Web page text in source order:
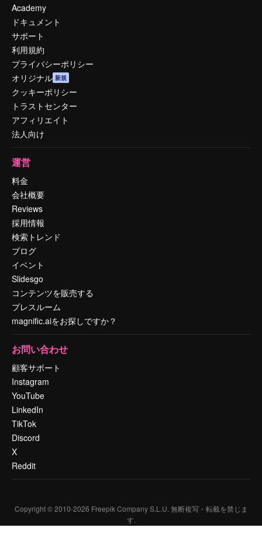
Academy
ドキュメント
サポート
利用規約
プライバシーポリシー
オリジナル 新規
クッキーポリシー
トラストセンター
アフィリエイト
法人向け
運営
料金
会社概要
Reviews
採用情報
検索トレンド
ブログ
イベント
Slidesgo
コンテンツを販売する
プレスルーム
magnific.aiをお探しですか？
お問い合わせ
顧客サポート
Instagram
YouTube
LinkedIn
TikTok
Discord
X
Reddit
Copyright © 2010-2026 Freepik Company S.L.U. 無断複写・転載を禁じま
す.